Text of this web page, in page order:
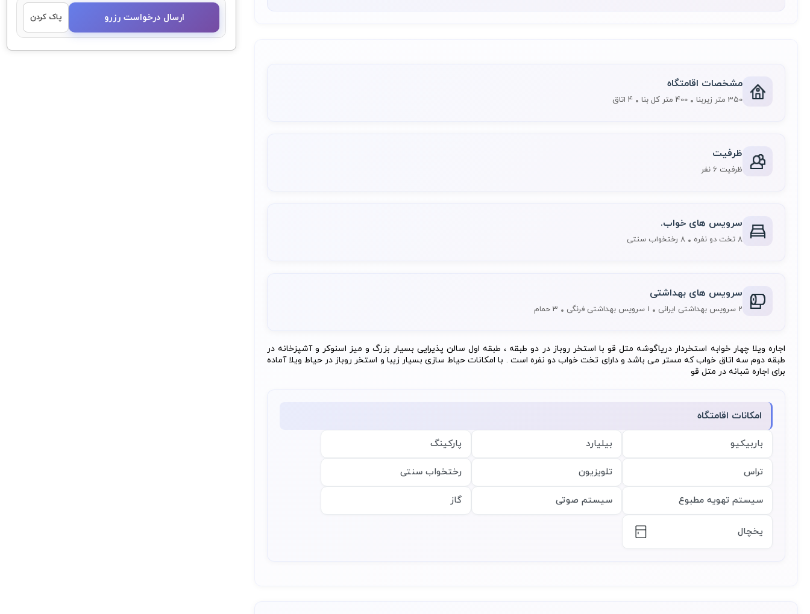
مشخصات اقامتگاه
350 متر زیربنا 400 متر کل بنا 4 اتاق
ظرفیت
ظرفیت 6 نفر
سرویس های خواب.
8 تخت دو نفره 8 رختخواب سنتی
سرویس های بهداشتی
2 سرویس بهداشتی ایرانی 1 سرویس بهداشتی فرنگی 3 حمام
اجاره ویلا چهار خوابه استخردار دریاگوشه متل قو با استخر روباز در دو طبقه ، طبقه اول سالن پذیرایی بسیار بزرگ و میز اسنوکر و آشپزخانه در
طبقه دوم سه اتاق خواب که مستر می باشد و دارای تخت خواب دو نفره است . با امکانات حیاط سازی بسیار زیبا و استخر روباز در حیاط ویلا آماده
برای اجاره شبانه در متل قو
امکانات اقامتگاه
باربیکیو بیلیارد پارکینگ
تراس تلویزیون رختخواب سنتی
سیستم تهویه مطبوع سیستم صوتی گاز
یخچال
ارسال درخواست رزرو پاک کردن